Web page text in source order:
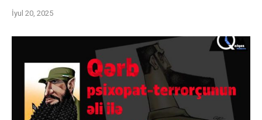
İyul 20, 2025